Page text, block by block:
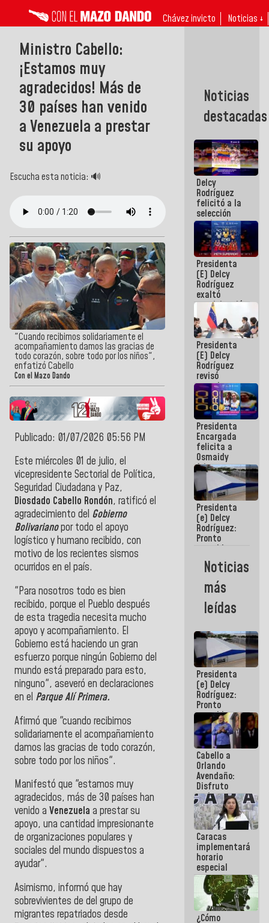
Chávez invicto Noticias ↓
Ministro Cabello:
¡Estamos muy
agradecidos! Más de
30 países han venido
a Venezuela a prestar
su apoyo
Escucha esta noticia: 🔊
"Cuando recibimos solidariamente el
acompañamiento damos las gracias de
todo corazón, sobre todo por los niños",
enfatizó Cabello
Con el Mazo Dando
Publicado: 01/07/2026 05:56 PM
Este miércoles 01 de julio, el
vicepresidente Sectorial de Política,
Seguridad Ciudadana y Paz,
Diosdado Cabello Rondón, ratificó el
agradecimiento del Gobierno
Bolivarianopor todo el apoyo
logístico y humano recibido, con
motivo de los recientes sismos
ocurridos en el país.
"Para nosotros todo es bien
recibido, porque el Pueblo después
de esta tragedia necesita mucho
apoyo y acompañamiento. El
Gobierno está haciendo un gran
esfuerzo porque ningún Gobierno del
mundo está preparado para esto,
ninguno", aseveró en declaraciones
en el Parque Alí Primera.
Afirmó que "cuando recibimos
solidariamente el acompañamiento
damos las gracias de todo corazón,
sobre todo por los niños".
Manifestó que "estamos muy
agradecidos, más de 30 países han
venido a Venezuela a prestar su
apoyo, una cantidad impresionante
de organizaciones populares y
sociales del mundo dispuestos a
ayudar".
Asimismo, informó que hay
sobrevivientes de del grupo de
migrantes repatriados desde
Noticias
destacadas
Delcy
Rodríguez
felicitó a la
selección
nacional
masculina
de voleibol
campeona
de la Copa
Panamericana
Sub-17
Presidenta
(E) Delcy
Rodríguez
exaltó
participación
de
Venezuela
en Juegos
Centroamericanos
y del Caribe
2026
Presidenta
(E) Delcy
Rodríguez
revisó
agenda
económica y
ejecución de
fondos de
emergencia
post-sismos
Presidenta
Encargada
felicita a
Osmaidy
Arias y
Giraly
Marcano por
hacer
historia en
los
Centroamericanos
Presidenta
(e) Delcy
Rodríguez:
Pronto
restableceremos
las
operaciones
Aeropuerto
Internacional
de
Noticias
más
leídas
Presidenta
(e) Delcy
Rodríguez:
Pronto
restableceremos
las
operaciones
en el
Aeropuerto
Internacional
de
Maiquetía
Cabello a
Orlando
Avendaño:
Disfruto
cada vez
que escribes
porque lo
que haces
es
embarrarla
Caracas
implementará
horario
especial
para
adaptarse
al plan de
ahorro
energético
¿Cómo